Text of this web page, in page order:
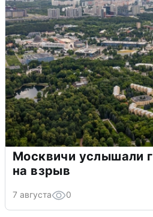
Москвичи услышали
на взрыв
7 августа 0